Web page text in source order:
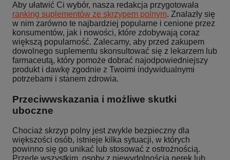
Aby ułatwić Ci wybór, nasza redakcja przygotowała
ranking suplementów ze skrzypem polnym. Znalazły się
w nim zarówno te najbardziej popularne i cenione przez
konsumentów, jak i nowości, które zdobywają coraz
większą popularność. Zalecamy, aby przed zakupem
dowolnego suplementu skonsultować się z lekarzem lub
farmaceutą, który pomoże dobrać najodpowiedniejszy
produkt i dawkę zgodnie z Twoimi indywidualnymi
potrzebami i stanem zdrowia.
Przeciwwskazania i możliwe skutki
uboczne
Chociaż skrzyp polny jest zwykle bezpieczny dla
większości osób, istnieje kilka sytuacji, w których
powinno się go unikać lub stosować z ostrożnością.
Przede wszystkim, osoby z niewydolnością nerek lub